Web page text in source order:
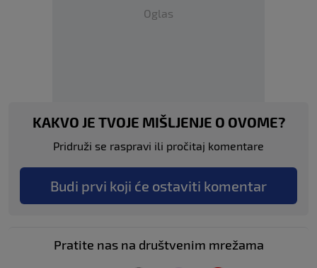
Oglas
KAKVO JE TVOJE MIŠLJENJE O OVOME?
Pridruži se raspravi ili pročitaj komentare
Budi prvi koji će ostaviti komentar
Pratite nas na društvenim mrežama